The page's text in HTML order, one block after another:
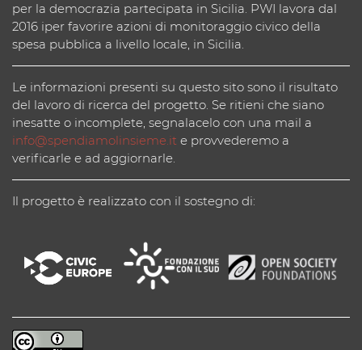
per la democrazia partecipata in Sicilia. PWI lavora dal
2016 iper favorire azioni di monitoraggio civico della
spesa pubblica a livello locale, in Sicilia.
Le informazioni presenti su questo sito sono il risultato
del lavoro di ricerca del progetto. Se ritieni che siano
inesatte o incomplete, segnalacelo con una mail a
info@spendiamolinsieme.it e provvederemo a
verificarle e ad aggiornarle.
Il progetto è realizzato con il sostegno di: